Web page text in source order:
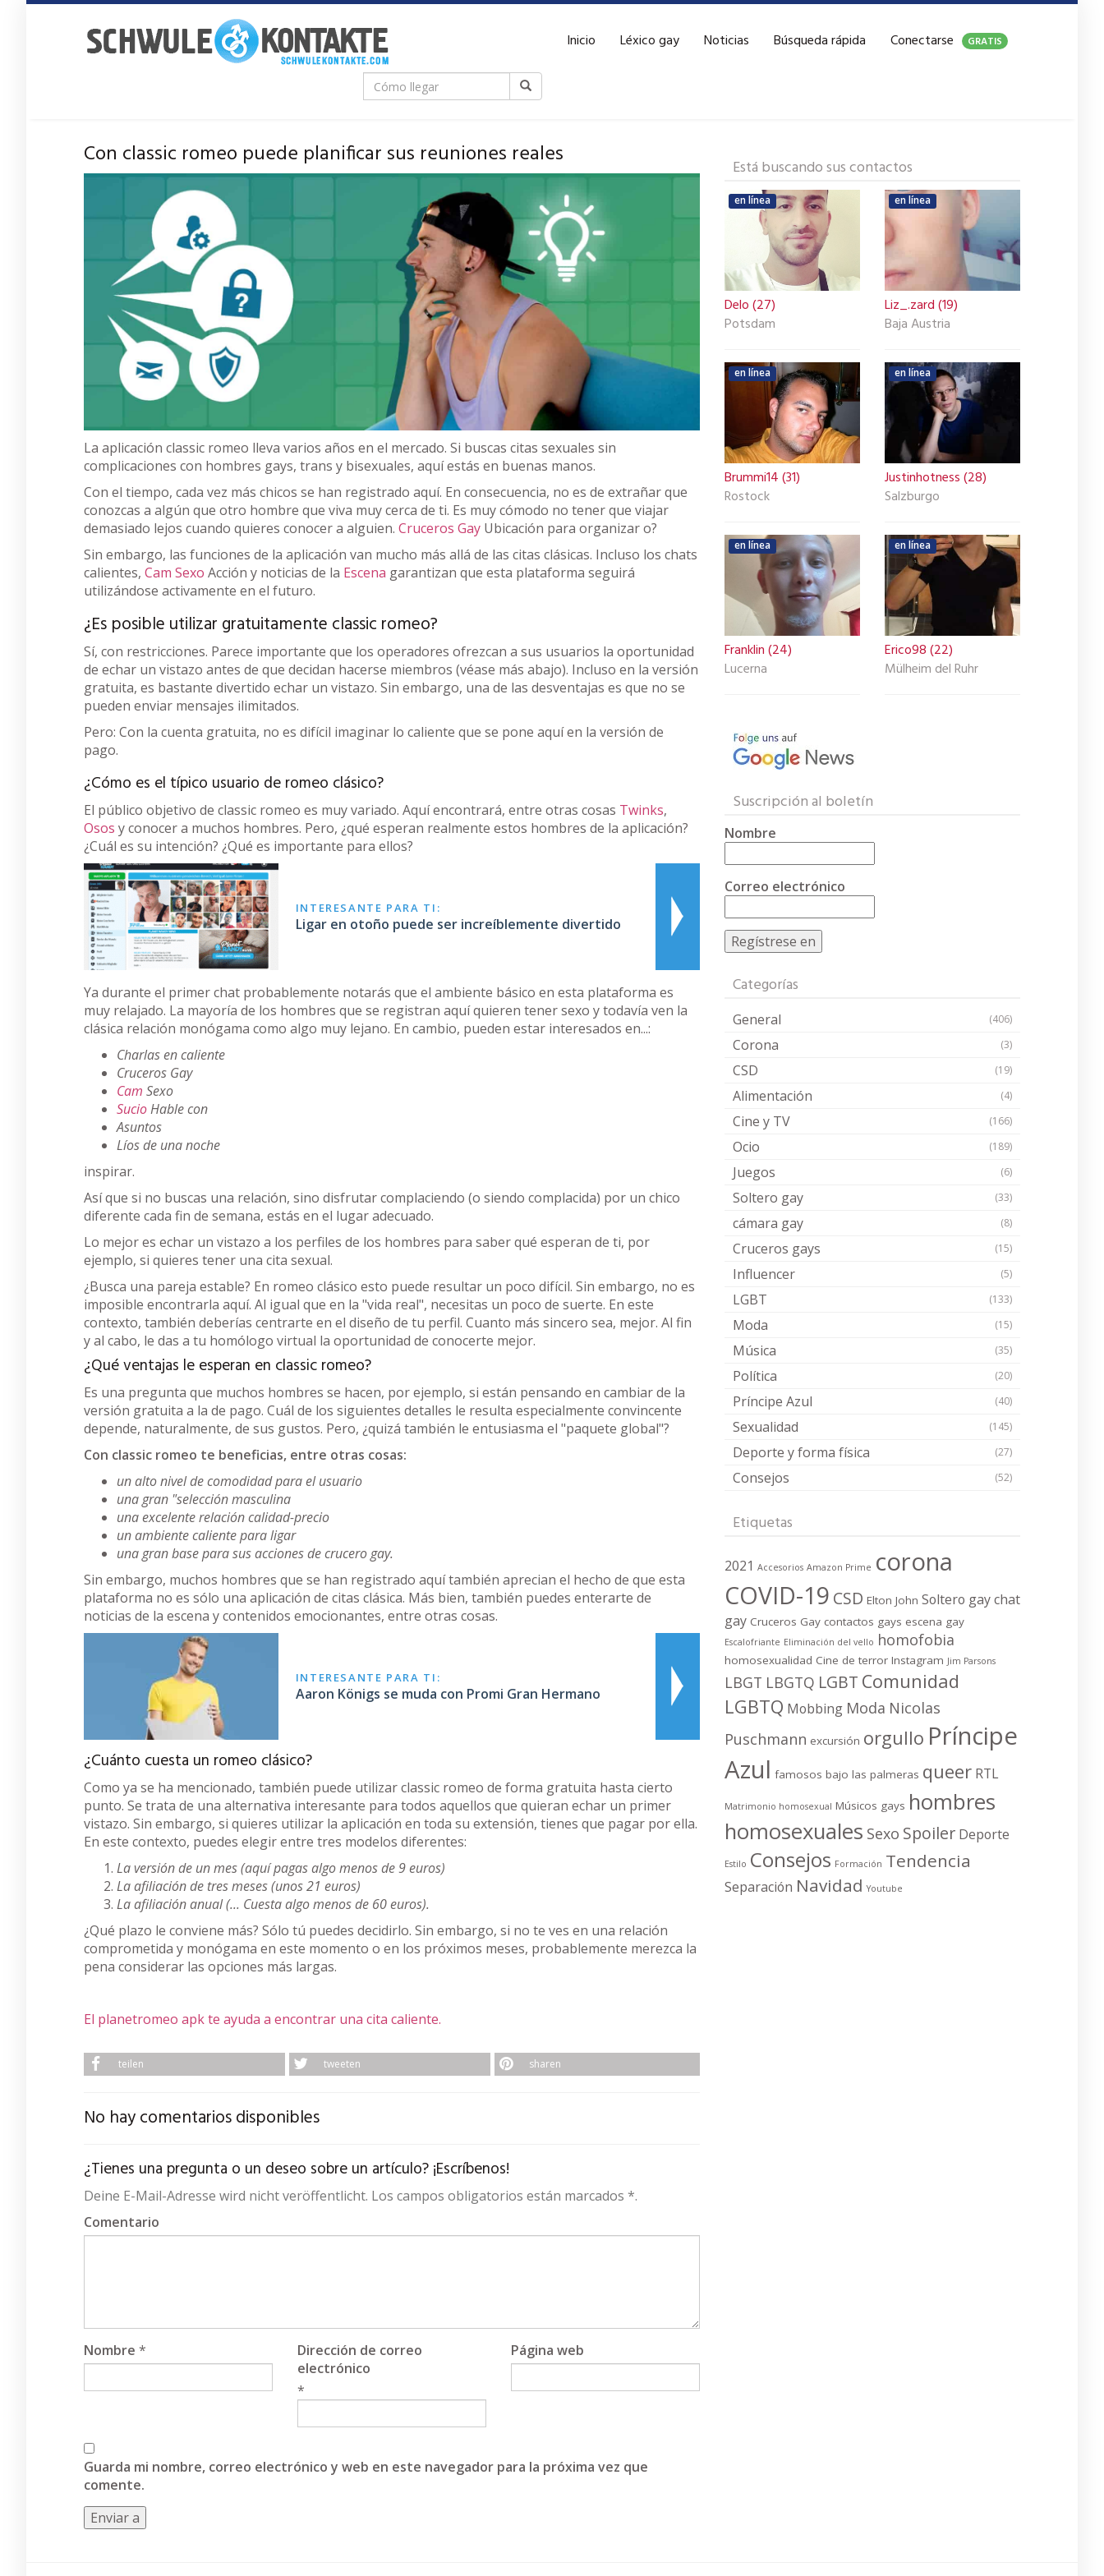
Inicio Léxico gay Noticias Búsqueda rápida Conectarse GRATIS
Con classic romeo puede planificar sus reuniones reales
La aplicación classic romeo lleva varios años en el mercado. Si buscas citas sexuales sin
complicaciones con hombres gays, trans y bisexuales, aquí estás en buenas manos.
Con el tiempo, cada vez más chicos se han registrado aquí. En consecuencia, no es de extrañar que
conozcas a algún que otro hombre que viva muy cerca de ti. Es muy cómodo no tener que viajar
demasiado lejos cuando quieres conocer a alguien. Cruceros Gay Ubicación para organizar o?
Sin embargo, las funciones de la aplicación van mucho más allá de las citas clásicas. Incluso los chats
calientes, Cam Sexo Acción y noticias de la Escena garantizan que esta plataforma seguirá
utilizándose activamente en el futuro.
¿Es posible utilizar gratuitamente classic romeo?
Sí, con restricciones. Parece importante que los operadores ofrezcan a sus usuarios la oportunidad
de echar un vistazo antes de que decidan hacerse miembros (véase más abajo). Incluso en la versión
gratuita, es bastante divertido echar un vistazo. Sin embargo, una de las desventajas es que no se
pueden enviar mensajes ilimitados.
Pero: Con la cuenta gratuita, no es difícil imaginar lo caliente que se pone aquí en la versión de
pago.
¿Cómo es el típico usuario de romeo clásico?
El público objetivo de classic romeo es muy variado. Aquí encontrará, entre otras cosas Twinks,
Osos y conocer a muchos hombres. Pero, ¿qué esperan realmente estos hombres de la aplicación?
¿Cuál es su intención? ¿Qué es importante para ellos?
INTERESANTE PARA TI:
Ligar en otoño puede ser increíblemente divertido
Ya durante el primer chat probablemente notarás que el ambiente básico en esta plataforma es
muy relajado. La mayoría de los hombres que se registran aquí quieren tener sexo y todavía ven la
clásica relación monógama como algo muy lejano. En cambio, pueden estar interesados en...:
Charlas en caliente
Cruceros Gay
Cam Sexo
SucioHable con
Asuntos
Líos de una noche
inspirar.
Así que si no buscas una relación, sino disfrutar complaciendo (o siendo complacida) por un chico
diferente cada fin de semana, estás en el lugar adecuado.
Lo mejor es echar un vistazo a los perfiles de los hombres para saber qué esperan de ti, por
ejemplo, si quieres tener una cita sexual.
¿Busca una pareja estable? En romeo clásico esto puede resultar un poco difícil. Sin embargo, no es
imposible encontrarla aquí. Al igual que en la "vida real", necesitas un poco de suerte. En este
contexto, también deberías centrarte en el diseño de tu perfil. Cuanto más sincero sea, mejor. Al fin
y al cabo, le das a tu homólogo virtual la oportunidad de conocerte mejor.
¿Qué ventajas le esperan en classic romeo?
Es una pregunta que muchos hombres se hacen, por ejemplo, si están pensando en cambiar de la
versión gratuita a la de pago. Cuál de los siguientes detalles le resulta especialmente convincente
depende, naturalmente, de sus gustos. Pero, ¿quizá también le entusiasma el "paquete global"?
Con classic romeo te beneficias, entre otras cosas:
un alto nivel de comodidad para el usuario
una gran "selección masculina
una excelente relación calidad-precio
un ambiente caliente para ligar
una gran base para sus acciones de crucero gay.
Sin embargo, muchos hombres que se han registrado aquí también aprecian el hecho de que esta
plataforma no es sólo una aplicación de citas clásica. Más bien, también puedes enterarte de
noticias de la escena y contenidos emocionantes, entre otras cosas.
INTERESANTE PARA TI:
Aaron Königs se muda con Promi Gran Hermano
¿Cuánto cuesta un romeo clásico?
Como ya se ha mencionado, también puede utilizar classic romeo de forma gratuita hasta cierto
punto. Se trata de una alternativa interesante para todos aquellos que quieran echar un primer
vistazo. Sin embargo, si quieres utilizar la aplicación en toda su extensión, tienes que pagar por ella.
En este contexto, puedes elegir entre tres modelos diferentes:
La versión de un mes (aquí pagas algo menos de 9 euros)
La afiliación de tres meses (unos 21 euros)
La afiliación anual (... Cuesta algo menos de 60 euros).
¿Qué plazo le conviene más? Sólo tú puedes decidirlo. Sin embargo, si no te ves en una relación
comprometida y monógama en este momento o en los próximos meses, probablemente merezca la
pena considerar las opciones más largas.
El planetromeo apk te ayuda a encontrar una cita caliente.
teilen tweeten sharen
No hay comentarios disponibles
¿Tienes una pregunta o un deseo sobre un artículo? ¡Escríbenos!
Deine E-Mail-Adresse wird nicht veröffentlicht. Los campos obligatorios están marcados *.
Comentario
Nombre *
Dirección de correo
electrónico
*
Página web
Guarda mi nombre, correo electrónico y web en este navegador para la próxima vez que
comente.
Está buscando sus contactos
en línea
Delo (27)
Potsdam
en línea
Liz_.zard (19)
Baja Austria
en línea
Brummi14 (31)
Rostock
en línea
Justinhotness (28)
Salzburgo
en línea
Franklin (24)
Lucerna
en línea
Erico98 (22)
Mülheim del Ruhr
Suscripción al boletín
Nombre
Correo electrónico
Categorías
General (406)
Corona (3)
CSD (19)
Alimentación (4)
Cine y TV (166)
Ocio (189)
Juegos (6)
Soltero gay (33)
cámara gay (8)
Cruceros gays (15)
Influencer (5)
LGBT (133)
Moda (15)
Música (35)
Política (20)
Príncipe Azul (40)
Sexualidad (145)
Deporte y forma física (27)
Consejos (52)
Etiquetas
2021 Accesorios Amazon Prime corona
COVID-19 CSD Elton John Soltero gaychat
gay Cruceros Gay contactos gays escena gay
Escalofriante Eliminación del vello homofobia
homosexualidad Cine de terror Instagram Jim Parsons
LBGT LBGTQ LGBT Comunidad
LGBTQ Mobbing Moda Nicolas
Puschmann excursión orgullo Príncipe
Azul famosos bajo las palmeras queer RTL
Matrimonio homosexual Músicos gays hombres
homosexuales Sexo Spoiler Deporte
Estilo Consejos Formación Tendencia
Separación Navidad Youtube